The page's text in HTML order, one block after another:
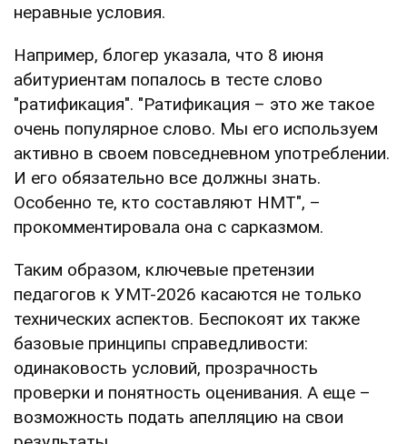
неравные условия.
Например, блогер указала, что 8 июня
абитуриентам попалось в тесте слово
"ратификация". "Ратификация – это же такое
очень популярное слово. Мы его используем
активно в своем повседневном употреблении.
И его обязательно все должны знать.
Особенно те, кто составляют НМТ", –
прокомментировала она с сарказмом.
Таким образом, ключевые претензии
педагогов к УМТ-2026 касаются не только
технических аспектов. Беспокоят их также
базовые принципы справедливости:
одинаковость условий, прозрачность
проверки и понятность оценивания. А еще –
возможность подать апелляцию на свои